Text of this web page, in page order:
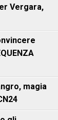
Vergara,
magia